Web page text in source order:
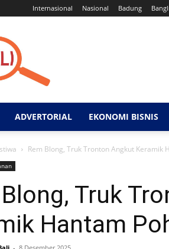
Internasional Nasional Badung Bangli
ADVERTORIAL EKONOMI BISNIS
Rem Blong, Truk Tronton Angkut Keramik
Truk
Hantam